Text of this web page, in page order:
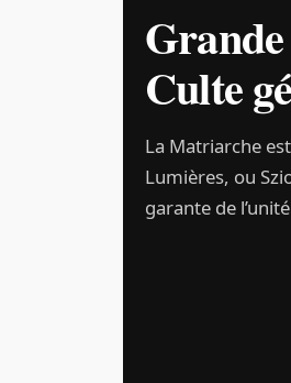
Culte
La Matriarche
Lumières, ou
garante de